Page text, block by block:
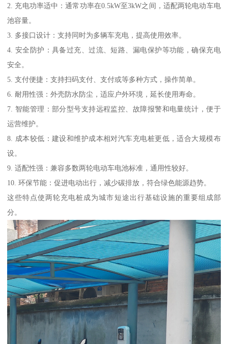
2. 充电功率适中：通常功率在0.5kW至3kW之间，适配两轮电动车电
池容量。
3. 多接口设计：支持同时为多辆车充电，提高使用效率。
4. 安全防护：具备过充、过流、短路、漏电保护等功能，确保充电
安全。
5. 支付便捷：支持扫码支付、支付或等多种方式，操作简单。
6. 耐用性强：外壳防水防尘，适应户外环境，延长使用寿命。
7. 智能管理：部分型号支持远程监控、故障报警和电量统计，便于
运营维护。
8. 成本较低：建设和维护成本相对汽车充电桩更低，适合大规模布
设。
9. 适配性强：兼容多数两轮电动车电池标准，通用性较好。
10. 环保节能：促进电动出行，减少碳排放，符合绿色能源趋势。
这些特点使两轮充电桩成为城市短途出行基础设施的重要组成部
分。